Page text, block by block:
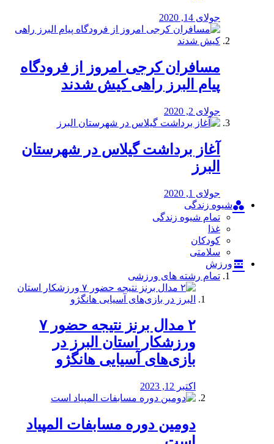
جولای 14, 2020
مسافران کرجی امروز از فرودگاه
پیام البرز راهی کیش شدند
جولای 2, 2020
آغاز برداشت گیلاس در شهرستان
البرز
جولای 1, 2020
شیوه زندگی
تمام شیوه زندگی
غذا
کودکان
سلامتی
ورزش
تمام رشته های ورزشی
۲ مدال برنز نتیجه حضور ۷
ورزشکار استان البرز در
بازی‌های آسیایی هانگژو
اکتبر 12, 2023
دومین دوره مسابفات المپیاد